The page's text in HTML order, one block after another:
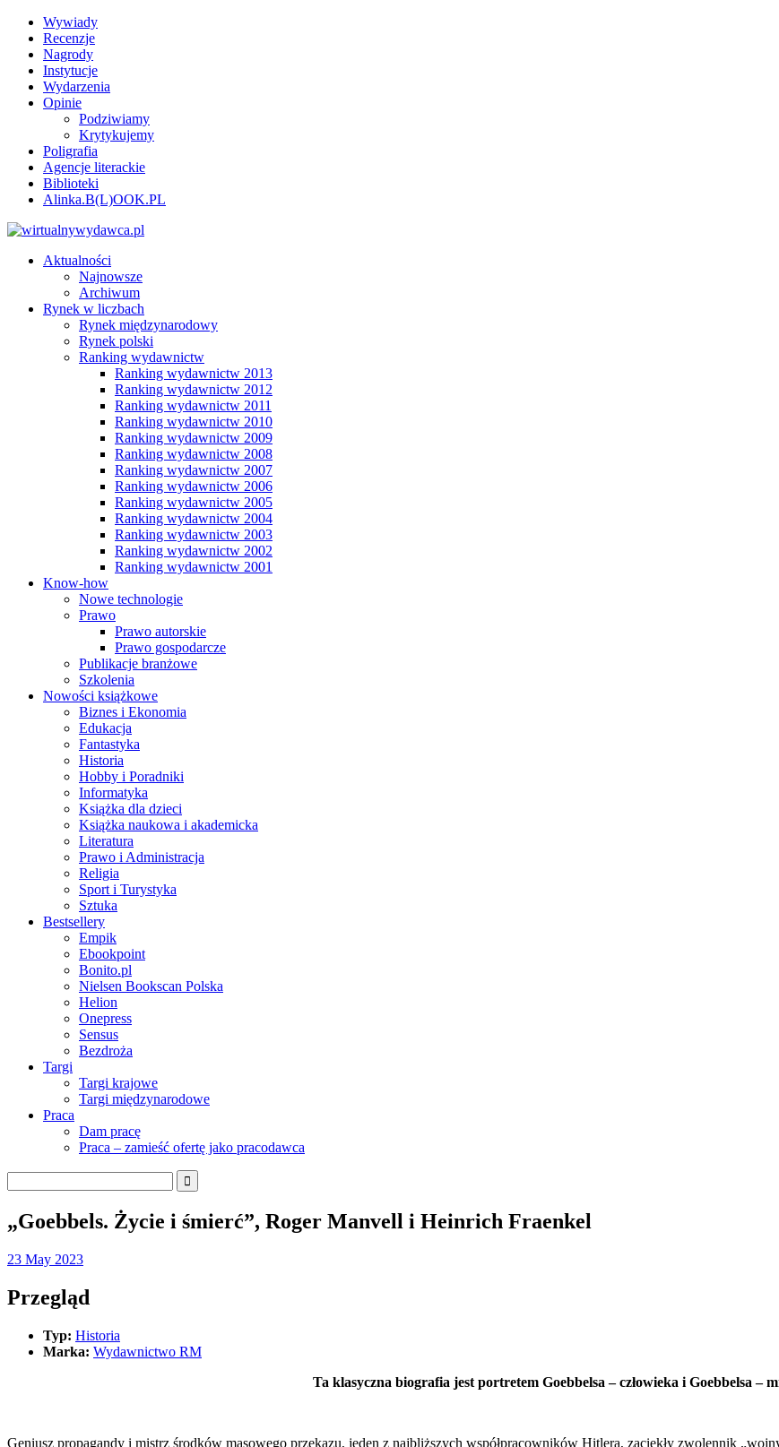
Wywiady
Recenzje
Nagrody
Instytucje
Wydarzenia
Opinie
Podziwiamy
Krytykujemy
Poligrafia
Agencje literackie
Biblioteki
Alinka.B(L)OOK.PL
Aktualności
Najnowsze
Archiwum
Rynek w liczbach
Rynek międzynarodowy
Rynek polski
Ranking wydawnictw
Ranking wydawnictw 2013
Ranking wydawnictw 2012
Ranking wydawnictw 2011
Ranking wydawnictw 2010
Ranking wydawnictw 2009
Ranking wydawnictw 2008
Ranking wydawnictw 2007
Ranking wydawnictw 2006
Ranking wydawnictw 2005
Ranking wydawnictw 2004
Ranking wydawnictw 2003
Ranking wydawnictw 2002
Ranking wydawnictw 2001
Know-how
Nowe technologie
Prawo
Prawo autorskie
Prawo gospodarcze
Publikacje branżowe
Szkolenia
Nowości książkowe
Biznes i Ekonomia
Edukacja
Fantastyka
Historia
Hobby i Poradniki
Informatyka
Książka dla dzieci
Książka naukowa i akademicka
Literatura
Prawo i Administracja
Religia
Sport i Turystyka
Sztuka
Bestsellery
Empik
Ebookpoint
Bonito.pl
Nielsen Bookscan Polska
Helion
Onepress
Sensus
Bezdroża
Targi
Targi krajowe
Targi międzynarodowe
Praca
Dam pracę
Praca – zamieść ofertę jako pracodawca
„Goebbels. Życie i śmierć”, Roger Manvell i Heinrich Fraenkel
23 May 2023
Przegląd
Typ: Historia
Marka: Wydawnictwo RM
Ta klasyczna biografia jest portretem Goebbelsa – człowieka i Goebbelsa –
Geniusz propagandy i mistrz środków masowego przekazu, jeden z najbliższych współpracowników Hitlera, zaciekły zwolennik